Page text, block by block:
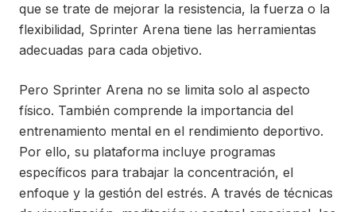
que se trate de mejorar la resistencia, la fuerza o la
flexibilidad, Sprinter Arena tiene las herramientas
adecuadas para cada objetivo.
Pero Sprinter Arena no se limita solo al aspecto
físico. También comprende la importancia del
entrenamiento mental en el rendimiento deportivo.
Por ello, su plataforma incluye programas
específicos para trabajar la concentración, el
enfoque y la gestión del estrés. A través de técnicas